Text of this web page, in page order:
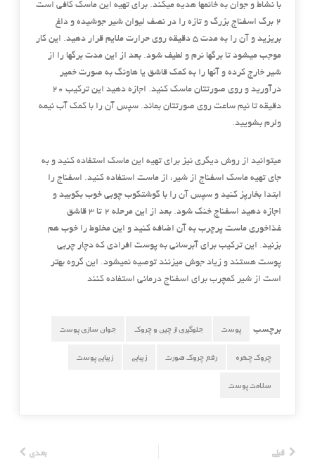
با نشاط و جوان به خانمها هدیه میکند. برای تهیه این ماسک کافی است
2 برگ اسفناج بزرگ و تازه را در نصف لیوان شیر جوشیده و داغ
بریزید و آن را به مدت 5 دقیقه روی حرارت ملایم قرار دهید. این کار
موجب میشود تا برگها نرم و لطیف شود. بعد از این مدت برگها را از
شیر خارج کرده و آنها را به کمک قاشق یا هاونگ به صورت خمیر
درآورید و روی صورتتان ماسک کنید. اجازه دهید این ترکیب 20
دقیقه تا نیم ساعت روی صورتتان بماند. سپس آن را با کمک آب نیمه
ولرم بشویید.
میتوانید از روش دیگری نیز برای تهیه این ماسک استفاده کنید و به
جای تهیه ماسک اسفناج از شیر، از ماست استفاده کنید. اسفناج را
ابتدا بخارپز کنید و سپس آن را با گوشتکوب چوبی خوب بکوبید و
اجازه دهید اسفناج خنک شود. بعد از این مرحله 2 تا 3 قاشق
غذاخوری ماست پرچرب به آن اضافه کنید و این مخلوط را خوب هم
بزنید. این ترکیب برای آبرسانی به پوست افرادی که دچار چربی
پوست هستند و زیاد جوش میزنند توصیه نمیشود. این گروه بهتر
است از شیر کمچرب برای اسفناج درمانی استفاده کنند
برچسب پوست جلوگیری از چین و چروک جوان سازی پوست
چروک چهره رفع چروک صورت زیبایی زیبایی پوست
سلامت پوست
قبلی
بعدی